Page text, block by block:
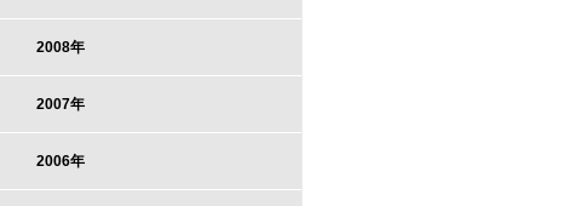
2008年
2007年
2006年